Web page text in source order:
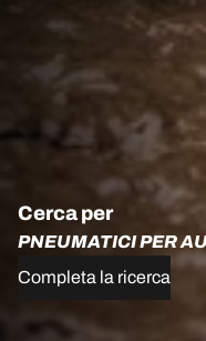
Cerca per
PNEUMATICI PER
Completa la ricerca